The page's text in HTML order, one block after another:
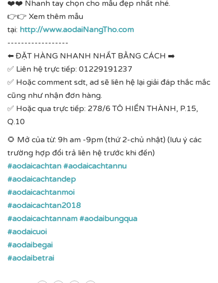
❤️❤️ Nhanh tay chọn cho mẫu đẹp nhất nhé.
👉👉 Xem thêm mẫu
tại: http://www.aodaiNangTho.com
------------------
⬅️ ĐẶT HÀNG NHANH NHẤT BẰNG CÁCH ➡️
✅ Liên hệ trực tiếp: 01229191237
✅ Hoặc comment sdt, ad sẽ liên hệ lại giải đáp thắc mắc
cũng như nhận đơn hàng.
✅ Hoặc qua trực tiếp: 278/6 TÔ HIẾN THÀNH, P.15,
Q.10
🌻 Mở của từ: 9h am -9pm (thứ 2-chủ nhật) (lưu ý các
trường hợp đổi trả liên hệ trước khi đến)
#aodaicachtan #aodaicachtannu
#aodaicachtandep
#aodaicachtanmoi
#aodaicachtan2018
#aodaicachtannam #aodaibungqua
#aodaicuoi
#aodaibegai
#aodaibetrai